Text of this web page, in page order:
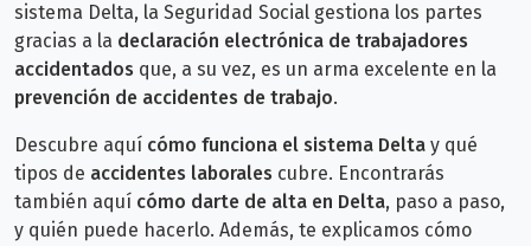
sistema Delta, la Seguridad Social gestiona los partes
gracias a la declaración electrónica de trabajadores
accidentados que, a su vez, es un arma excelente en la
prevención de accidentes de trabajo.
Descubre aquí cómo funciona el sistema Delta y qué
tipos de accidentes laborales cubre. Encontrarás
también aquí cómo darte de alta en Delta, paso a paso,
y quién puede hacerlo. Además, te explicamos cómo